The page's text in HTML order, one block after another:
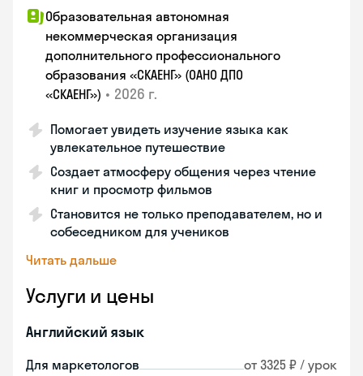
Образовательная автономная
некоммерческая организация
дополнительного профессионального
образования «СКАЕНГ» (ОАНО ДПО
«СКАЕНГ») • 2026 г.
Помогает увидеть изучение языка как
увлекательное путешествие
Создает атмосферу общения через чтение
книг и просмотр фильмов
Становится не только преподавателем, но и
собеседником для учеников
Читать дальше
Услуги и цены
Английский язык
Для маркетологов от 3325 ₽ / урок